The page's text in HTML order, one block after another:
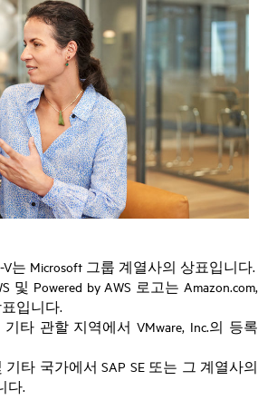
V는 Microsoft 그룹 계열사의 상표입니다.
및 Powered by AWS 로고는 Amazon.com,
입니다.
타 관할 지역에서 VMware, Inc.의 등록
기타 국가에서 SAP SE 또는 그 계열사의
다.